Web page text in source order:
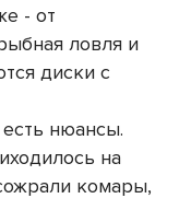
- от
ловля и
диски с
нюансы.
на
комары,